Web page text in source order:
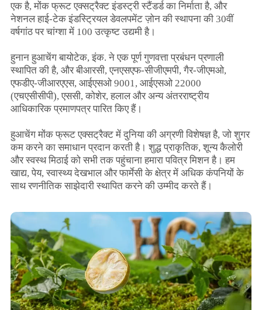
एक है, मोंक फ्रूट एक्सट्रैक्ट इंडस्ट्री स्टैंडर्ड का निर्माता है, और
नेशनल हाई-टेक इंडस्ट्रियल डेवलपमेंट ज़ोन की स्थापना की 30वीं
वर्षगांठ पर चांग्शा में 100 उत्कृष्ट उद्यमी है।
हुनान हुआचेंग बायोटेक, इंक. ने एक पूर्ण गुणवत्ता प्रबंधन प्रणाली
स्थापित की है, और बीआरसी, एनएसएफ-सीजीएमपी, गैर-जीएमओ,
एफडीए-जीआरएएस, आईएसओ 9001, आईएसओ 22000
(एचएसीसीपी), एससी, कोशेर, हलाल और अन्य अंतरराष्ट्रीय
आधिकारिक प्रमाणपत्र पारित किए हैं।
हुआचेंग मोंक फ्रूट एक्सट्रैक्ट में दुनिया की अग्रणी विशेषज्ञ है, जो शुगर
कम करने का समाधान प्रदान करती है। शुद्ध प्राकृतिक, शून्य कैलोरी
और स्वस्थ मिठाई को सभी तक पहुंचाना हमारा पवित्र मिशन है। हम
खाद्य, पेय, स्वास्थ्य देखभाल और फार्मेसी के क्षेत्र में अधिक कंपनियों के
साथ रणनीतिक साझेदारी स्थापित करने की उम्मीद करते हैं।